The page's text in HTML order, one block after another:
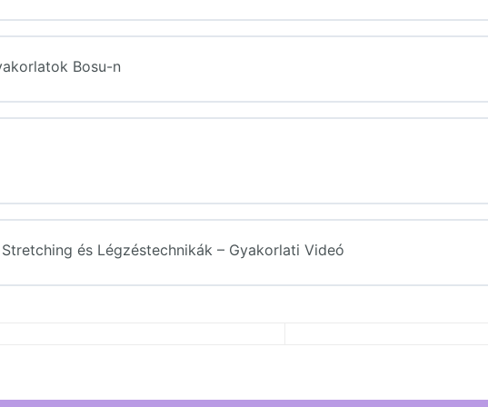
kérdések (P. – Stretching és Légzéstechnikák)
Bosu-n
Stretching és Légzéstechnikák – Gyakorlati Videó